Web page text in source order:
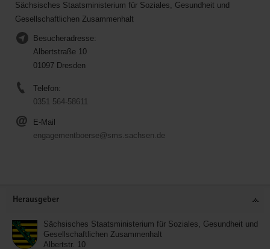
Sächsisches Staatsministerium für Soziales, Gesundheit und
Gesellschaftlichen Zusammenhalt
Besucheradresse:
Albertstraße 10
01097 Dresden
Telefon:
0351 564-58611
E-Mail
engagementboerse@sms.sachsen.de
Herausgeber
Sächsisches Staatsministerium für Soziales, Gesundheit und
Gesellschaftlichen Zusammenhalt
Albertstr. 10